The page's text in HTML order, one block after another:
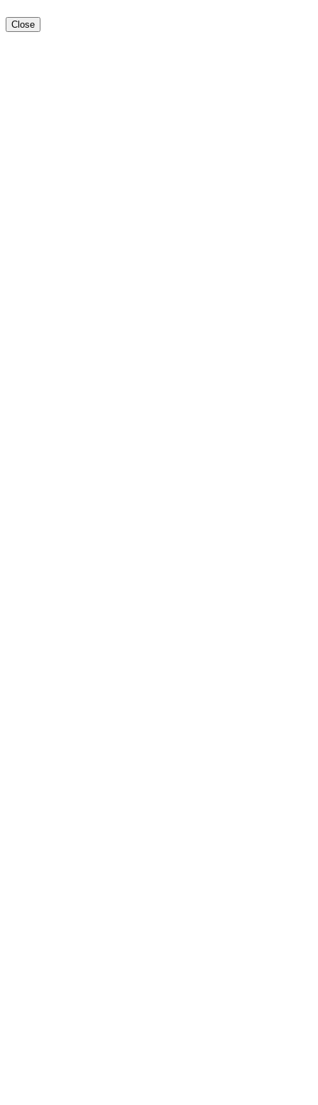
Close